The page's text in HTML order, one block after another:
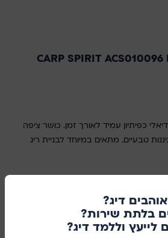
אוהבים דיג?
בלתת שירות?
לייעץ וללמד דיג?
CARP SPIRIT ACS010096
כפיתיון עמיד לאורך זמן. כושר ציפה
טבעיים. מתאים במיוחד לבניית ריג
הוספה לסל